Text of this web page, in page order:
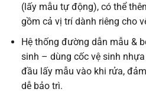
(lấy mẫu tự động), có thể
gồm cả vị trí dành riêng cho
Hệ thống đường dẫn mẫu &
sinh – dùng cốc vệ sinh
đầu lấy mẫu vào khi rửa,
dễ bảo trì.